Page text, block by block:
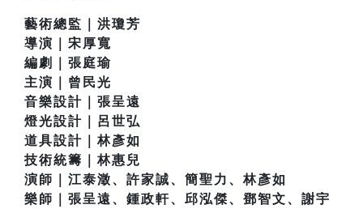
藝術總監｜洪瓊芳
導演｜宋厚寬
編劇｜張庭瑜
主演｜曾民光
音樂設計｜張呈遠
燈光設計｜呂世弘
道具設計｜林彥如
技術統籌｜林惠兒
演師｜江泰澂、許家誠、簡聖力、林彥如
樂師｜張呈遠、鍾政軒、邱泓傑、鄧智文、謝宇